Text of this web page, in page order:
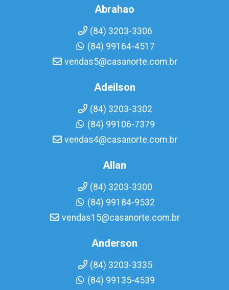
Abrahao
(84) 3203-3306
(84) 99164-4517
vendas5@casanorte.com.br
Adeilson
(84) 3203-3302
(84) 99106-7379
vendas4@casanorte.com.br
Allan
(84) 3203-3300
(84) 99184-9532
vendas15@casanorte.com.br
Anderson
(84) 3203-3335
(84) 99135-4539